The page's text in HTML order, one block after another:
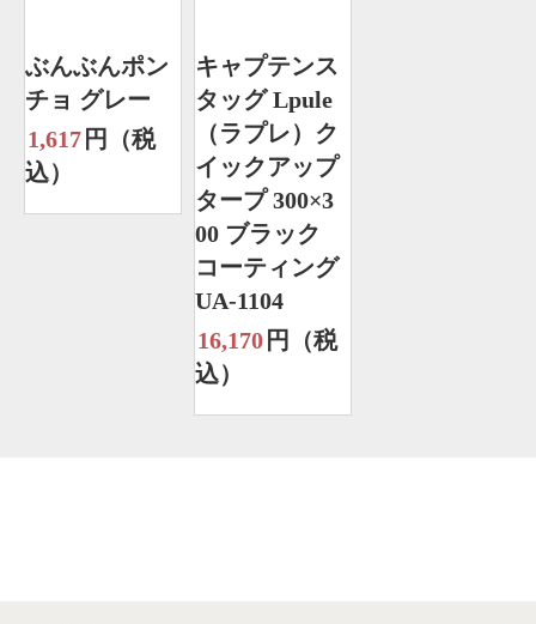
ぶんぶんポン
チョ グレー
1,617 円（税
込）
キャプテンス
タッグ Lpule
（ラプレ）ク
イックアップ
タープ 300×3
00 ブラック
コーティング
UA-1104
16,170 円（税
込）